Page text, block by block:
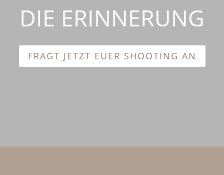
DIE ERINNERUNG
FRAGT JETZT EUER SHOOTING AN